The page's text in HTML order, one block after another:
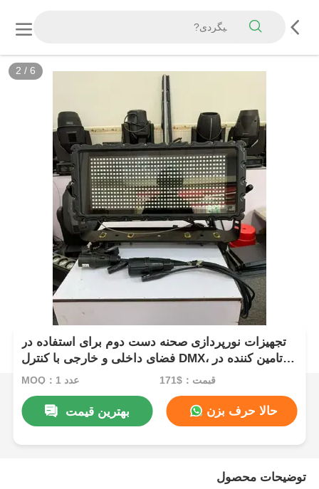
2 / 6
تجهیزات نورپردازی صحنه دست دوم برای استفاده در
فضای داخلی و خارجی با کنترل DMX، تامین کننده در
نیجریه، آفریقای جنوبی، کنیا
MOQ：1 عدد قیمت：$171
بهترین قیمت حالا حرف بزن
توضیحات محصول